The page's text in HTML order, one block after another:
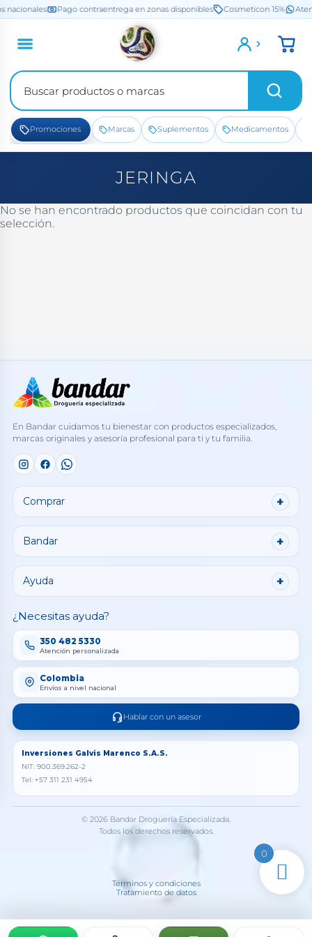
Saltar
al
nacionales Pago contraentrega en zonas disponibles Cosmeticon 15%
Promociones Marcas Suplementos Medicamentos
JERINGA
No se han encontrado productos que coincidan con tu
selección.
En Bandar cuidamos tu bienestar con productos especializados,
marcas originales y asesoría profesional para ti y tu familia.
Comprar
Bandar
Ayuda
¿Necesitas ayuda?
350 482 5330
Atención personalizada
Colombia
Envíos a nivel nacional
Hablar con un asesor
Inversiones Galvis Marenco S.A.S.
NIT: 900.369.262-2
Tel: +57 311 231 4954
© 2026 Bandar Droguería Especializada.
Todos los derechos reservados.
Términos y condiciones
Tratamiento de datos
0